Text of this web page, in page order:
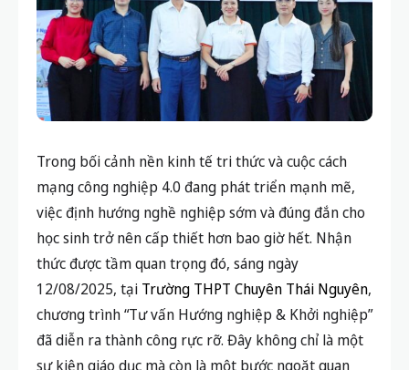
Trong bối cảnh nền kinh tế tri thức và cuộc cách
mạng công nghiệp 4.0 đang phát triển mạnh mẽ,
việc định hướng nghề nghiệp sớm và đúng đắn cho
học sinh trở nên cấp thiết hơn bao giờ hết. Nhận
thức được tầm quan trọng đó, sáng ngày
12/08/2025, tại Trường THPT Chuyên Thái Nguyên,
chương trình “Tư vấn Hướng nghiệp & Khởi nghiệp”
đã diễn ra thành công rực rỡ. Đây không chỉ là một
sự kiện giáo dục mà còn là một bước ngoặt quan